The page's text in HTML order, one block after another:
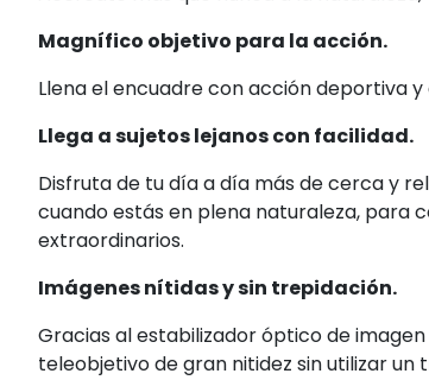
Magnífico objetivo para la acción.
Llena el encuadre con acción deportiva
Llega a sujetos lejanos con facilidad.
Disfruta de tu día a día más de cerca y
cuando estás en plena naturaleza, para
extraordinarios.
Imágenes nítidas y sin trepidación.
Gracias al estabilizador óptico de
teleobjetivo de gran nitidez sin utilizar un